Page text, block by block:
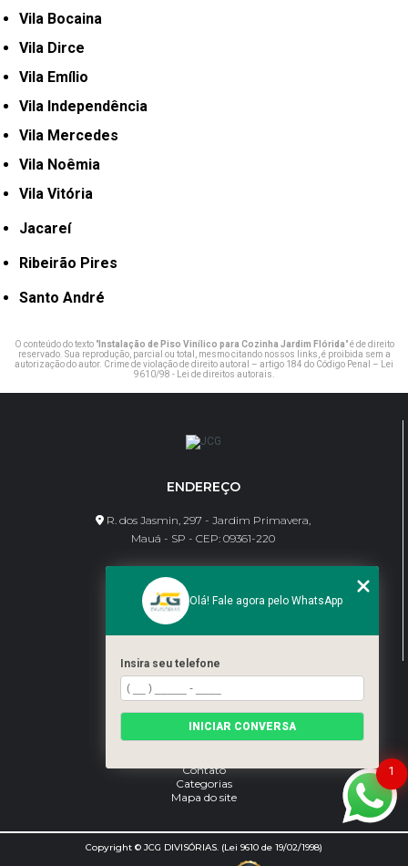
Vila Bocaina
Vila Dirce
Vila Emílio
Vila Independência
Vila Mercedes
Vila Noêmia
Vila Vitória
Jacareí
Ribeirão Pires
Santo André
O conteúdo do texto "Instalação de Piso Vinílico para Cozinha Jardim Flórida" é de direito
reservado. Sua reprodução, parcial ou total, mesmo citando nossos links, é proibida sem a
autorização do autor. Crime de violação de direito autoral – artigo 184 do Código Penal – Lei
9610/98 - Lei de direitos autorais.
ENDEREÇO
R. dos Jasmin, 297 - Jardim Primavera,
Mauá - SP - CEP: 09361-220
CONTATO
(11) 95462-8630
bene@jcgdivisorias.com
Home
Sobre Nós
Serviços
Contato
Categorias
Mapa do site
Copyright © JCG DIVISÓRIAS. (Lei 9610 de 19/02/1998)
1
Olá! Fale agora pelo WhatsApp
Insira seu telefone
INICIAR CONVERSA